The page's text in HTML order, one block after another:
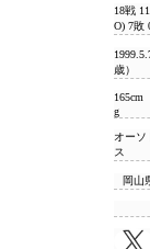
18戦
O) 7敗
歳）
165cm
g
オーソ
ス
岡山